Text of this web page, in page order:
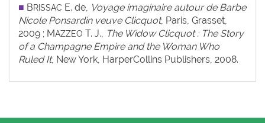
■ BRISSAC E. de, Voyage imaginaire autour de Barbe
Nicole Ponsardin veuve Clicquot, Paris, Grasset,
2009 ; MAZZEO T. J., The Widow Clicquot : The Story
of a Champagne Empire and the Woman Who
Ruled It, New York, HarperCollins Publishers, 2008.